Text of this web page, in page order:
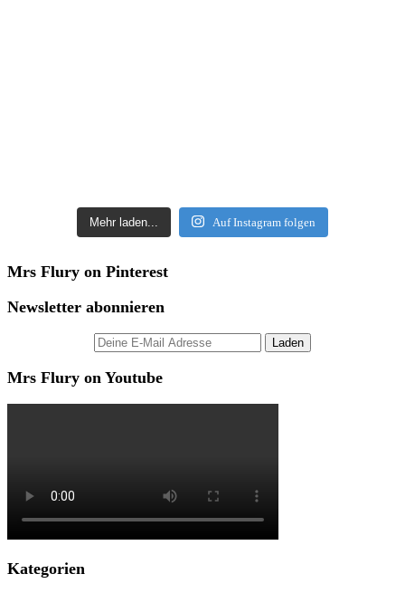
Mehr laden... Auf Instagram folgen
Mrs Flury on Pinterest
Newsletter abonnieren
Mrs Flury on Youtube
Kategorien